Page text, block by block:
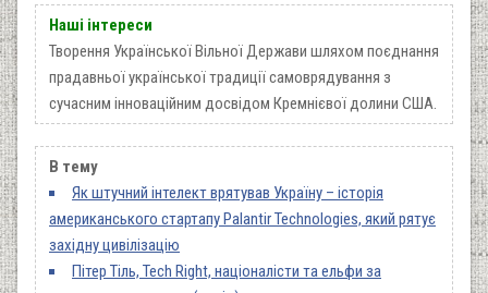
Наші інтереси
Творення Української Вільної Держави шляхом поєднання
прадавньої української традиції самоврядування з
сучасним інноваційним досвідом Кремнієвої долини США.
В тему
Як штучний інтелект врятував Україну – історія
американського стартапу Palantir Technologies, який рятує
західну цивілізацію
Пітер Тіль, Tech Right, націоналісти та ельфи за